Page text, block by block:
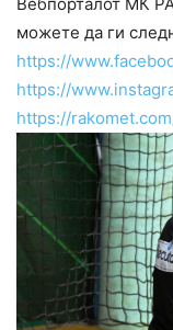
можете да ги
https://
https://
https://